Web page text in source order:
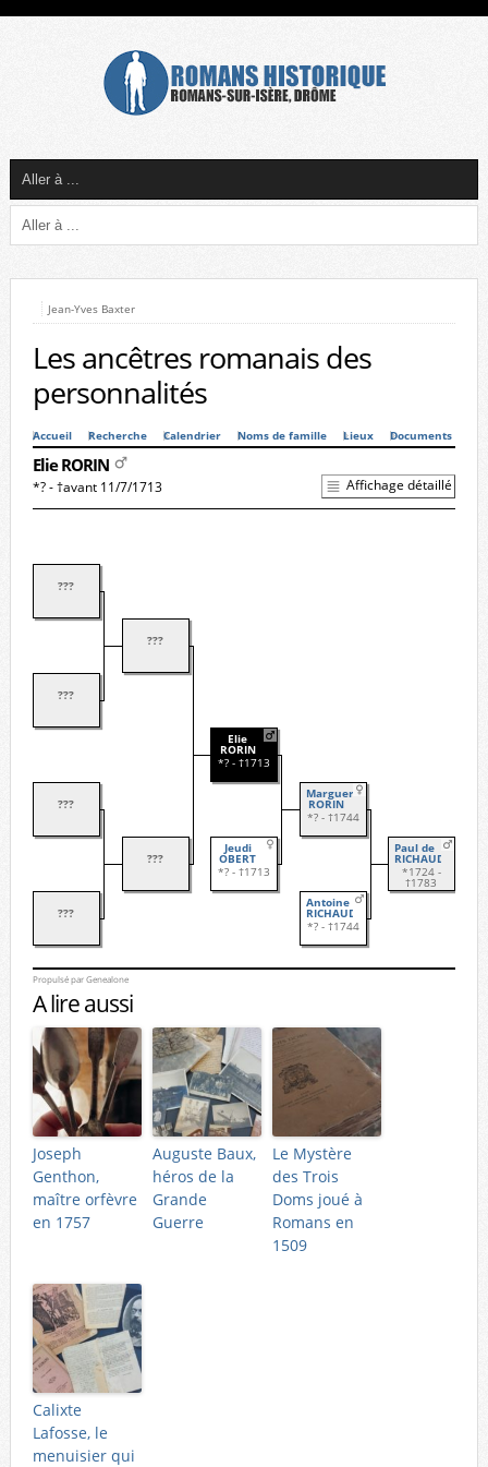
Jean-Yves Baxter
Les ancêtres romanais des
personnalités
Accueil Recherche Calendrier Noms de famille Lieux Documents
Elie RORIN
*? - †avant 11/7/1713 Affichage détaillé
???
???
???
???
???
???
Elie
RORIN
*? - †1713
Jeudi
OBERT
*? - †1713
Marguerite
RORIN
*? - †1744
Antoine
RICHAUD
*? - †1744
Paul de
RICHAUD
*1724 -
†1783
Propulsé par Genealone
A lire aussi
Joseph
Genthon,
maître orfèvre
en 1757
Auguste Baux,
héros de la
Grande
Guerre
Le Mystère
des Trois
Doms joué à
Romans en
1509
Calixte
Lafosse, le
menuisier qui